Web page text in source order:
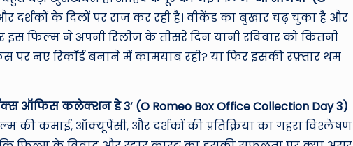
e
W
o
rl
d
दर्शकों के दिलों पर राज कर रही है। वीकेंड का बुखार चढ़ चुका है और
फिल्म ने अपनी रिलीज के तीसरे दिन यानी रविवार को कितनी
पर नए रिकॉर्ड बनाने में कामयाब रही? या फिर इसकी रफ़्तार थम
ऑफिस कलेक्शन डे 3’ (O Romeo Box Office Collection Day 3)
कमाई, ऑक्यूपेंसी, और दर्शकों की प्रतिक्रिया का गहरा विश्लेषण